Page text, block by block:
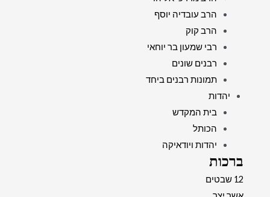
הרב עובדיה יוסף
הרב קוק
רבי שמעון בר יוחאי
רבנים שונים
תמונות רבנים ביחד
יהדות
בית המקדש
הכותל
יהדות ויודאיקה
ברכות
12 שבטים